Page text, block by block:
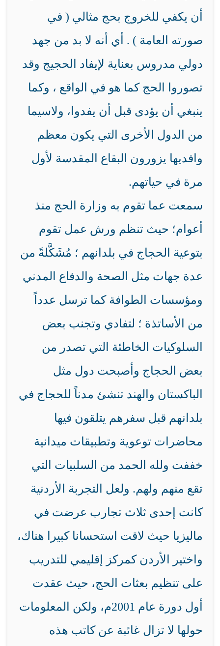
أن يكفي للخروج بحج مثالي ( في
صورته العامة ) . أي أنه لا بد من جهد
دولي مدروس بعناية لإيفاد الحجيج وقد
تصوروا الحج كما هو في الواقع ، وكما
ينبغي أن يؤدى قبل أن يفدوا، ولاسيما
من الدول الأخرى التي يكون معظم
وافديها يزورون البقاع المقدسة لأول
مرة في حياتهم.
سمعت عما تقوم به وزارة الحج منذ
أعوام؛ حيث تنظم ورش عمل تقوم
بتوعية الحجاج في بلدانهم ؛ مُشَكَّلةً من
عدة جهات مثل الصحة والدفاع المدني
ومؤسسات الطوافة كما ترسل عدداً
من الأساتذة ؛ لتفادي وتجنب بعض
السلوكيات الخاطئة التي تصدر من
بعض الحجاج وأصبحت دول مثل
الباكستان والهند تنشئ مدناً للحجاج في
بلدانهم قبل سفرهم يتلقون فيها
محاضرات توعوية وتطبيقات ميدانية
خففت ولله الحمد من السلبيات التي
تقع منهم ولهم. ولعل التجربة الأردنية
كانت إحدى ثلاث تجارب عرضت في
ماليزيا حيث لاقت استحسانا كبيرا هناك،
واختير الأردن كمركز إقليمي للتدريب
على تنظيم بعثات الحج، حيث عقدت
أول دورة عام 2001م، ولكن المعلومات
حولها لا تزال غائبة عن كاتب هذه